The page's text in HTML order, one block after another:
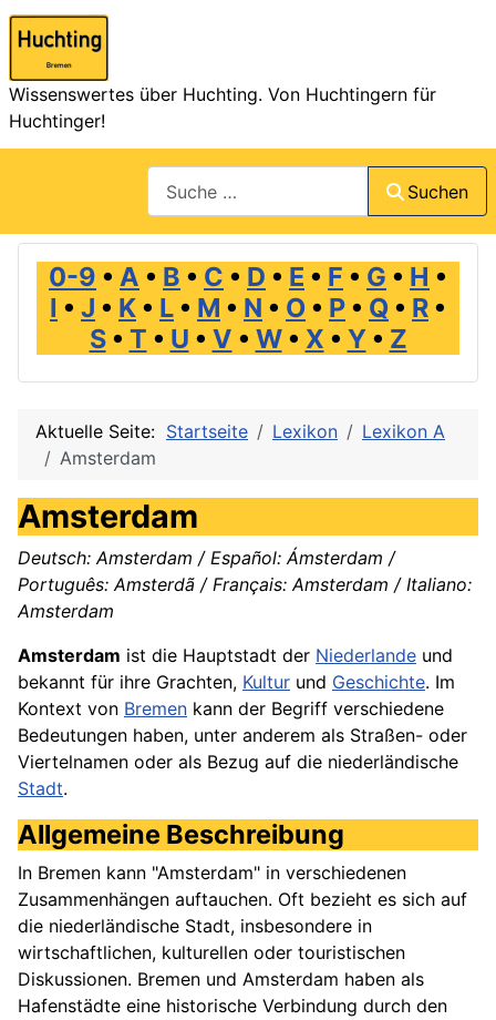
Wissenswertes über Huchting. Von Huchtingern für
Huchtinger!
Suchen
0-9 • A • B • C • D • E • F • G • H •
I • J • K • L • M • N • O • P • Q • R •
S• T • U • V • W• X • Y• Z
Aktuelle Seite: Startseite Lexikon
Lexikon A
Amsterdam
Amsterdam
Deutsch: Amsterdam / Español: Ámsterdam /
Português: Amsterdã / Français: Amsterdam / Italiano:
Amsterdam
Amsterdam ist die Hauptstadt der Niederlande und
bekannt für ihre Grachten, Kultur und Geschichte. Im
Kontext von Bremen kann der Begriff verschiedene
Bedeutungen haben, unter anderem als Straßen- oder
Viertelnamen oder als Bezug auf die niederländische
Stadt.
Allgemeine Beschreibung
In Bremen kann "Amsterdam" in verschiedenen
Zusammenhängen auftauchen. Oft bezieht es sich auf
die niederländische Stadt, insbesondere in
wirtschaftlichen, kulturellen oder touristischen
Diskussionen. Bremen und Amsterdam haben als
Hafenstädte eine historische Verbindung durch den